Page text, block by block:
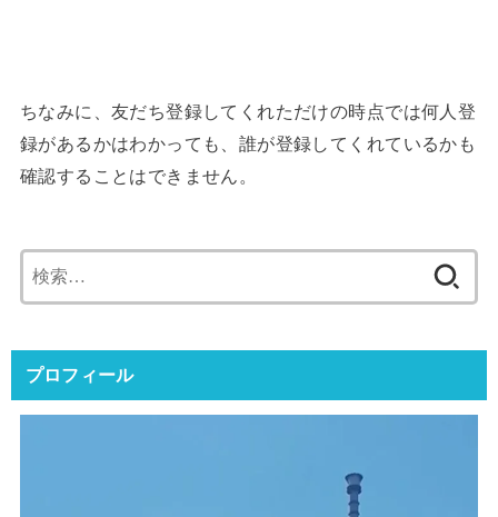
ちなみに、友だち登録してくれただけの時点では何人登
録があるかはわかっても、誰が登録してくれているかも
確認することはできません。
索:
プロフィール